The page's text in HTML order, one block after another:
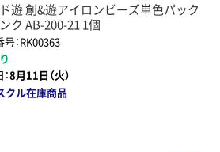
遊 創&遊アイロンビーズ単色パック
ク AB-200-21 1個
：RK00363
8月11日（火）
クル在庫商品